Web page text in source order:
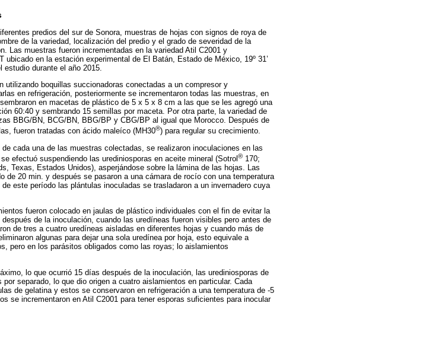
predios del sur de Sonora, muestras de hojas con signos de roya de
de la variedad, localización del predio y el grado de severidad de la
Las muestras fueron incrementadas en la variedad Atil C2001 y
en la estación experimental de El Batán, Estado de México, 19º 31’
estudio durante el año 2015.
utilizando boquillas succionadoras conectadas a un compresor y
en refrigeración, posteriormente se incrementaron todas las muestras, en
en macetas de plástico de 5 x 5 x 8 cm a las que se les agregó una
60:40 y sembrando 15 semillas por maceta. Por otra parte, la variedad de
BBG/BN, BCG/BN, BBG/BP y CBG/BP al igual que Morocco. Después de
fueron tratadas con ácido maleíco (MH30®) para regular su crecimiento.
cada una de las muestras colectadas, se realizaron inoculaciones en las
efectuó suspendiendo las urediniosporas en aceite mineral (Sotrol ® 170;
Texas, Estados Unidos), asperjándose sobre la lámina de las hojas. Las
de 20 min. y después se pasaron a una cámara de rocío con una temperatura
este período las plántulas inoculadas se trasladaron a un invernadero cuya
fueron colocado en jaulas de plástico individuales con el fin de evitar la
de la inoculación, cuando las uredíneas fueron visibles pero antes de
de tres a cuatro uredíneas aisladas en diferentes hojas y cuando más de
algunas para dejar una sola uredínea por hoja, esto equivale a
pero en los parásitos obligados como las royas; lo aislamientos
lo que ocurrió 15 días después de la inoculación, las urediniosporas de
separado, lo que dio origen a cuatro aislamientos en particular. Cada
de gelatina y estos se conservaron en refrigeración a una temperatura de -5
se incrementaron en Atil C2001 para tener esporas suficientes para inocular